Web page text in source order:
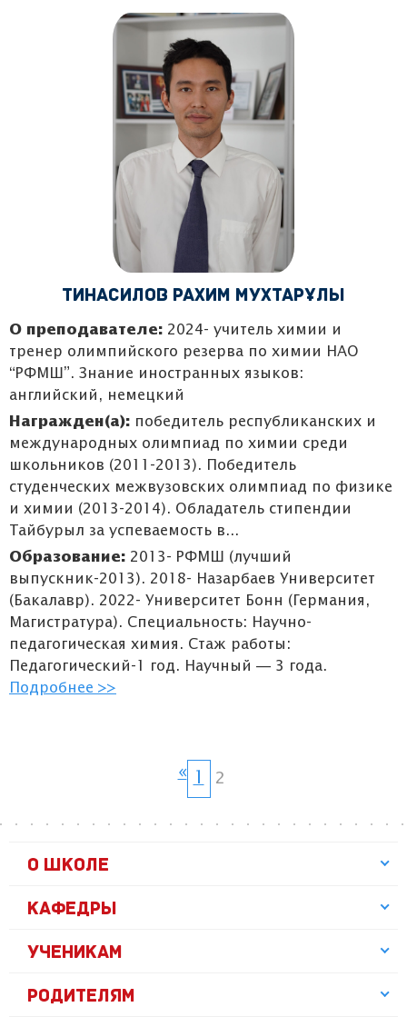
Тинасилов Рахим Мухтарұлы
О преподавателе: 2024- учитель химии и
тренер олимпийского резерва по химии НАО
“РФМШ”. Знание иностранных языков:
английский, немецкий
Награжден(а): победитель республиканских и
международных олимпиад по химии среди
школьников (2011-2013). Победитель
студенческих межвузовских олимпиад по физике
и химии (2013-2014). Обладатель стипендии
Тайбурыл за успеваемость в...
Образование: 2013- РФМШ (лучший
выпускник-2013). 2018- Назарбаев Университет
(Бакалавр). 2022- Университет Бонн (Германия,
Магистратура). Специальность: Научно-
педагогическая химия. Стаж работы:
Педагогический-1 год. Научный — 3 года.
Подробнее >>
« 2
О ШКОЛЕ
КАФЕДРЫ
УЧЕНИКАМ
РОДИТЕЛЯМ